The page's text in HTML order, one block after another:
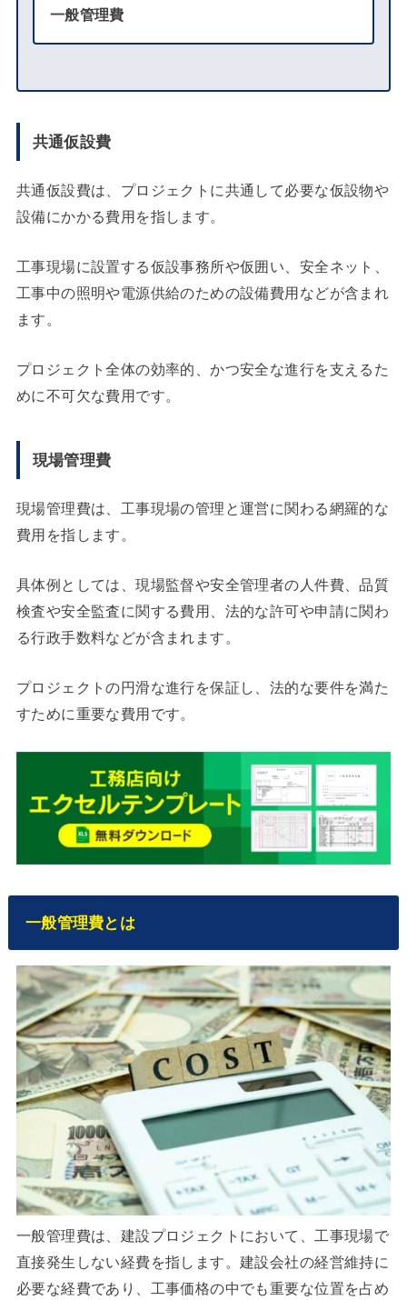
一般管理費
共通仮設費
共通仮設費は、プロジェクトに共通して必要な仮設物や
設備にかかる費用を指します。
工事現場に設置する仮設事務所や仮囲い、安全ネット、
工事中の照明や電源供給のための設備費用などが含まれ
ます。
プロジェクト全体の効率的、かつ安全な進行を支えるた
めに不可欠な費用です。
現場管理費
現場管理費は、工事現場の管理と運営に関わる網羅的な
費用を指します。
具体例としては、現場監督や安全管理者の人件費、品質
検査や安全監査に関する費用、法的な許可や申請に関わ
る行政手数料などが含まれます。
プロジェクトの円滑な進行を保証し、法的な要件を満た
すために重要な費用です。
一般管理費とは
一般管理費は、建設プロジェクトにおいて、工事現場で
直接発生しない経費を指します。建設会社の経営維持に
必要な経費であり、工事価格の中でも重要な位置を占め